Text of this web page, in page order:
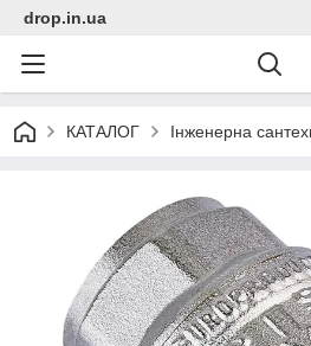
drop.in.ua
КАТАЛОГ Інженерна